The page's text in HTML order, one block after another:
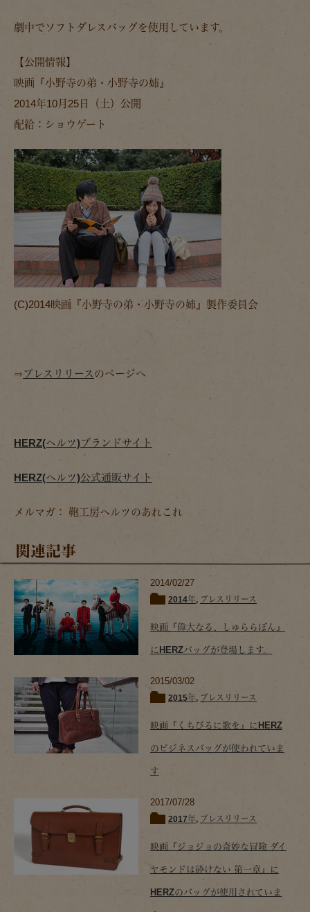
劇中でソフトダレスバッグを使用しています。
【公開情報】
映画 『小野寺の弟・小野寺の姉』
2014年10月25日（土）公開
配給：ショウゲート
(C)2014映画 『小野寺の弟・小野寺の姉』 製作委員会
⇒プレスリリースのページへ
HERZ(ヘルツ)ブランドサイト
HERZ(ヘルツ)公式通販サイト
メルマガ： 鞄工房ヘルツのあれこれ
関連記事
2014/02/27
2014年, プレスリリース
映画『偉大なる、しゅららぼん』
にHERZバッグが登場します。
2015/03/02
2015年, プレスリリース
映画『くちびるに歌を』にHERZ
のビジネスバッグが使われていま
す
2017/07/28
2017年, プレスリリース
映画『ジョジョの奇妙な冒険 ダイ
ヤモンドは砕けない 第一章』に
HERZのバッグが使用されていま